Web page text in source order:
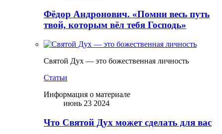
Фёдор Андронович. «Помни весь путь
твой, которым вёл тебя Господь»
Святой Дух — это божественная личность
Статьи
Информация о материале
июнь 23 2024
Что Святой Дух может сделать для вас